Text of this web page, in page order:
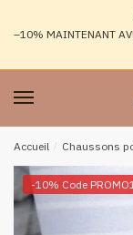
navigation
–10% MAINTENANT
Accueil / Chaussons
-10% Code